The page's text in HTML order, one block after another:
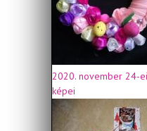
2020. november 24-
képei